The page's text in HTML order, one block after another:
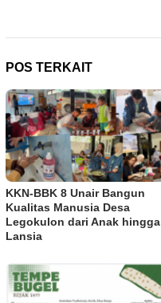
POS TERKAIT
KKN-BBK 8 Unair Bangun
Kualitas Manusia Desa
Legokulon dari Anak hingga
Lansia